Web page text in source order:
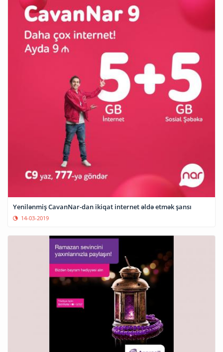
Yenilənmiş CavanNar-dan ikiqat internet əldə etmək şansı
14-03-2019